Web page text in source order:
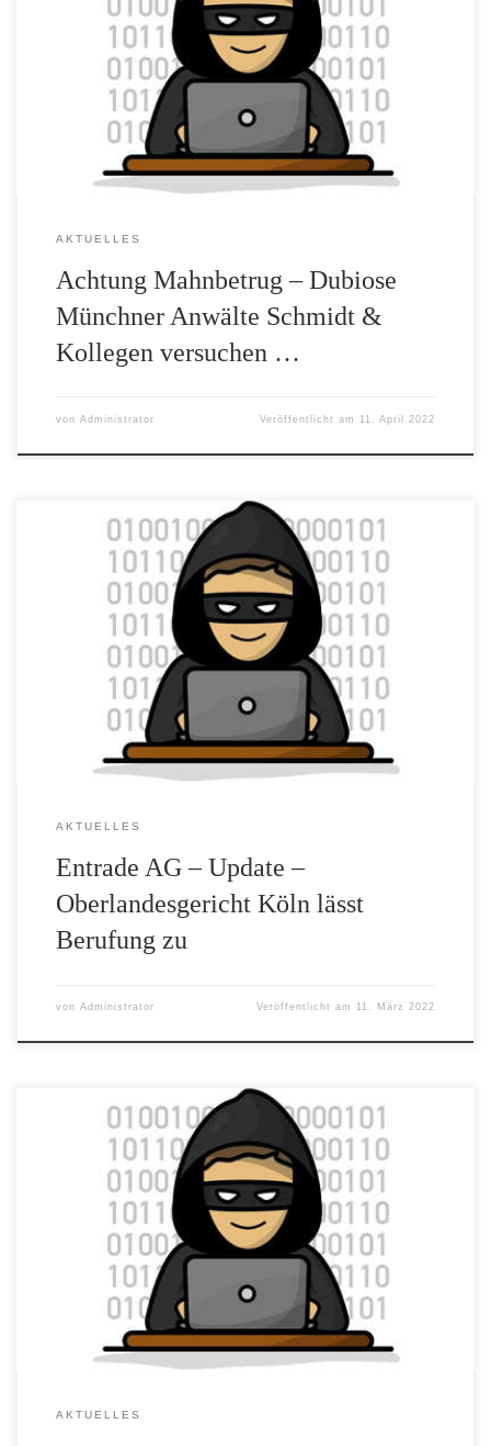
altbekannte Betrugsmasche, bei der Menschen unter Druck gesetzt
werden, eine nicht berechtigte Forderung zu begleichen. Im
konkreten Fall versucht eine Anwaltskanzlei mit dem Namen
„Schmidt und Kollegen“ und den vermeintlichen Rechtsanwälten
„Benjamin Kowalski“ sowie „Michael Schmidt“, betrügerisch eine
Forderung der „EURO LOTTO […]
AKTUELLES
Achtung Mahnbetrug – Dubiose
Münchner Anwälte Schmidt &
Kollegen versuchen …
von Administrator Veröffentlicht am 11. April 2022
Es hätte doch so schön sein können, hätten Gerichte und Anleger
einfach geschwiegen. Das zumindest dürften sich Julien Uhlig und
Emmanuel Graf Beissel von Gymnich, zwei Protagonisten der
Geldvernichtungsmaschine Entrade AG, gedacht haben. Nun
kommt alles doch noch anders: Das Oberlandesgericht Köln hat
eine Berufung eines Mitglieds der DGD e.V. […]
AKTUELLES
Entrade AG – Update –
Oberlandesgericht Köln lässt
Berufung zu
von Administrator Veröffentlicht am 11. März 2022
Bereits vor mehr als 2 Jahren warnte die DGD e.V. ihre Mitglieder
und alle Interessenten eindringlich und offensiv vor weiteren
Zahlungen an die Prothelis AG mit Sitz in Düsseldorf. Trotz der
vollmundigen Versprechungen des Vorstandes Yücel Taspinar und
der vielen bunten Werbemails, in denen damals von unglaublich
profitablen Aufträgen, die […]
AKTUELLES